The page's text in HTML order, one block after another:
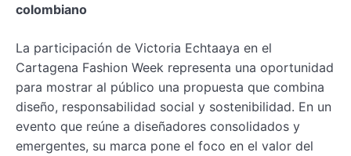
colombiano
La participación de Victoria Echtaaya en el
Cartagena Fashion Week representa una oportunidad
para mostrar al público una propuesta que combina
diseño, responsabilidad social y sostenibilidad. En un
evento que reúne a diseñadores consolidados y
emergentes, su marca pone el foco en el valor del